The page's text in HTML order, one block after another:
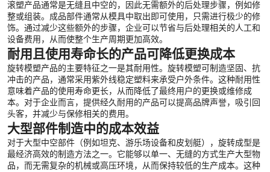
滚塑产品通常是无缝且中空的，因此无需额外的后处理步骤，例如修
整或组装。成品部件通常从模具中取出即可使用，只需进行极少的修
饰。通过减少这些额外的步骤，企业可以节省与后处理相关的人工和
设备费用，从而使整个生产周期更加高效。
耐用且使用寿命长的产品可降低更换成本
旋转模塑产品的主要特征之一是其耐用性。旋转模塑可制造坚固、抗
冲击的产品，通常采用紫外线稳定塑料来承受户外条件。这种耐用性
意味着产品的使用寿命更长，从而降低了最终用户的更换或维修成
本。对于企业而言，提供经久耐用的产品可以提高品牌声誉，吸引回
头客，并减少与保修相关的费用。
大型部件制造中的成本效益
对于大型中空部件（例如坦克、游乐场设备和皮划艇），旋转成型是
最经济高效的制造方法之一。它能够以单一、无缝的方式生产大型物
品，而无需复杂的机械或高压环境，从而保持较低的生产成本。这种